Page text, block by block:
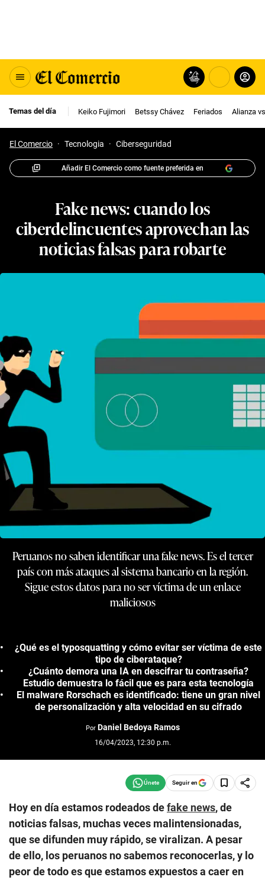
Temas del día Keiko Fujimori Betssy Chávez Feriados Alianza
El Comercio · Tecnologia · Ciberseguridad
Añadir El Comercio como fuente preferida en
Fake news: cuando los
ciberdelincuentes aprovechan las
noticias falsas para robarte
Peruanos no saben identificar una fake news. Es el tercer
país con más ataques al sistema bancario en la región.
Sigue estos datos para no ser víctima de un enlace
maliciosos
¿Qué es el typosquatting y cómo evitar ser víctima de este
tipo de ciberataque?
¿Cuánto demora una IA en descifrar tu contraseña?
Estudio demuestra lo fácil que es para esta tecnología
El malware Rorschach es identificado: tiene un gran nivel
de personalización y alta velocidad en su cifrado
Por Daniel Bedoya Ramos
16/04/2023, 12:30 p.m.
Seguir en
Hoy en día estamos rodeados defake news, de
noticias falsas, muchas veces malintensionadas,
que se difunden muy rápido, se viralizan. A pesar
de ello, los peruanos no sabemos reconocerlas, y lo
peor de todo es que estamos expuestos a caer en